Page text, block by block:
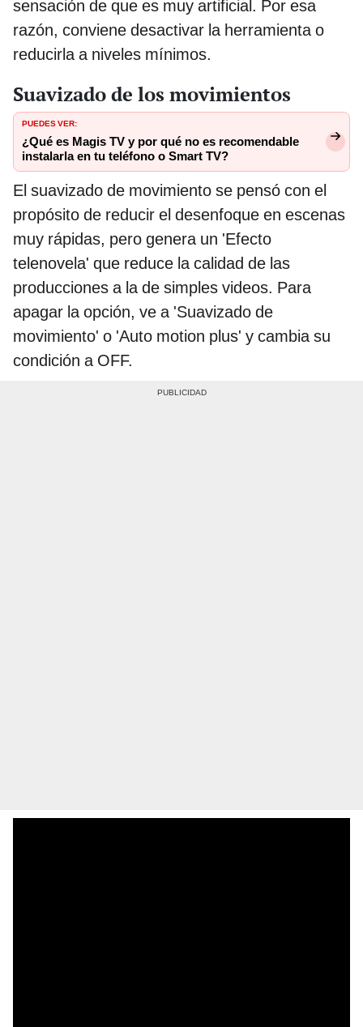
sensación de que es muy artificial. Por esa
razón, conviene desactivar la herramienta o
reducirla a niveles mínimos.
Suavizado de los movimientos
PUEDES VER:
¿Qué es Magis TV y por qué no es recomendable
instalarla en tu teléfono o Smart TV?
El suavizado de movimiento se pensó con el
propósito de reducir el desenfoque en escenas
muy rápidas, pero genera un 'Efecto
telenovela' que reduce la calidad de las
producciones a la de simples videos. Para
apagar la opción, ve a 'Suavizado de
movimiento' o 'Auto motion plus' y cambia su
condición a OFF.